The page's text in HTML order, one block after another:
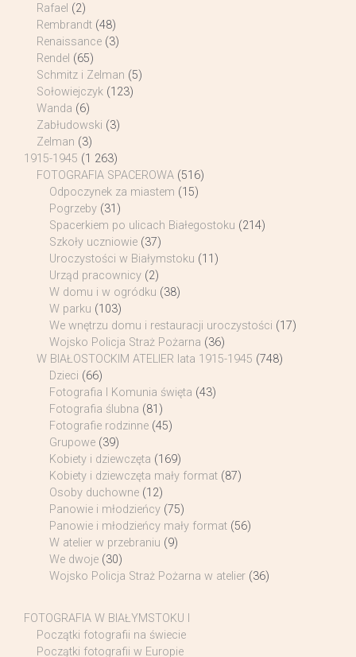
Rafael (2)
Rembrandt (48)
Renaissance (3)
Rendel (65)
Schmitz i Zelman (5)
Sołowiejczyk (123)
Wanda (6)
Zabłudowski (3)
Zelman (3)
1915-1945 (1 263)
FOTOGRAFIA SPACEROWA (516)
Odpoczynek za miastem (15)
Pogrzeby (31)
Spacerkiem po ulicach Białegostoku (214)
Szkoły uczniowie (37)
Uroczystości w Białymstoku (11)
Urząd pracownicy (2)
W domu i w ogródku (38)
W parku (103)
We wnętrzu domu i restauracji uroczystości (17)
Wojsko Policja Straż Pożarna (36)
W BIAŁOSTOCKIM ATELIER lata 1915-1945 (748)
Dzieci (66)
Fotografia I Komunia święta (43)
Fotografia ślubna (81)
Fotografie rodzinne (45)
Grupowe (39)
Kobiety i dziewczęta (169)
Kobiety i dziewczęta mały format (87)
Osoby duchowne (12)
Panowie i młodzieńcy (75)
Panowie i młodzieńcy mały format (56)
W atelier w przebraniu (9)
We dwoje (30)
Wojsko Policja Straż Pożarna w atelier (36)
FOTOGRAFIA W BIAŁYMSTOKU I
Początki fotografii na świecie
Początki fotografii w Europie